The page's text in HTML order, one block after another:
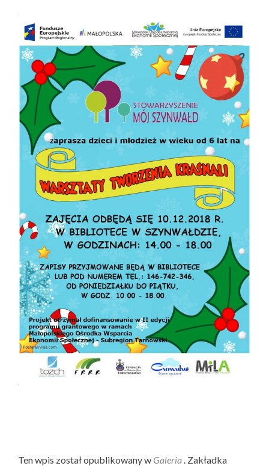
Ten wpis został opublikowany w Galeria . Zakładka